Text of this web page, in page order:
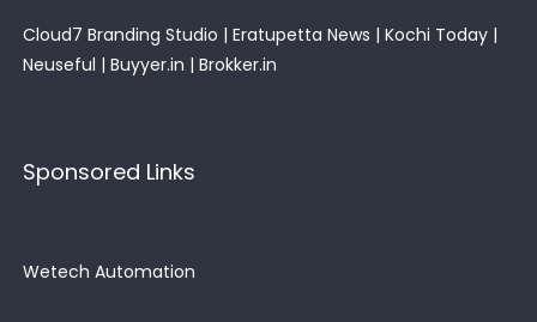
Cloud7 Branding Studio | Eratupetta News | Kochi Today |
Neuseful | Buyyer.in | Brokker.in
Sponsored Links
Wetech Automation